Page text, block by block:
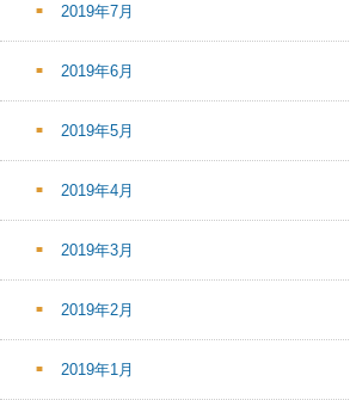
2019年7月
2019年6月
2019年5月
2019年4月
2019年3月
2019年2月
2019年1月